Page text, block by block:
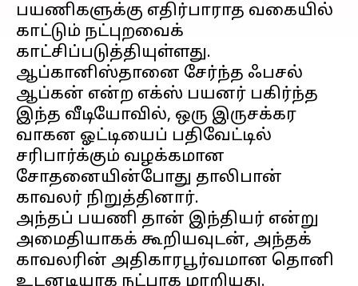
பயணிகளுக்கு எதிர்பாராத வகையில்
காட்டும் நட்புறவைக்
காட்சிப்படுத்தியுள்ளது.
ஆப்கானிஸ்தானை சேர்ந்த ஃபசல்
ஆப்கன் என்ற எக்ஸ் பயனர் பகிர்ந்த
இந்த வீடியோவில், ஒரு இருசக்கர
வாகன ஓட்டியைப் பதிவேட்டில்
சரிபார்க்கும் வழக்கமான
சோதனையின்போது தாலிபான்
காவலர் நிறுத்தினார்.
அந்தப் பயணி தான் இந்தியர் என்று
அமைதியாகக் கூறியவுடன், அந்தக்
காவலரின் அதிகாரபூர்வமான தொனி